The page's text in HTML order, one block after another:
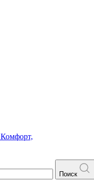
Комфорт,
Поиск